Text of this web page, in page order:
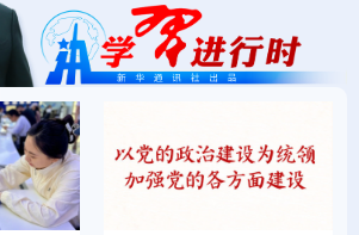
财经 网评
思客智库 全球连线 教育
科创 量子 体育
书画